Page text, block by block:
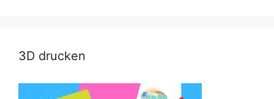
3D drucken